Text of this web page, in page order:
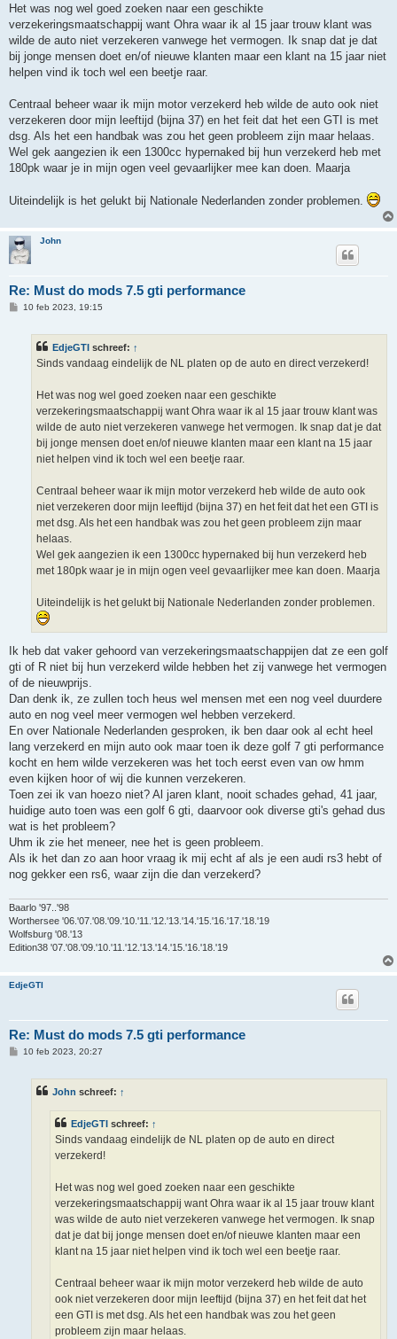
h
Het was nog wel goed zoeken naar een geschikte
verzekeringsmaatschappij want Ohra waar ik al 15 jaar trouw klant was
wilde de auto niet verzekeren vanwege het vermogen. Ik snap dat je dat
bij jonge mensen doet en/of nieuwe klanten maar een klant na 15 jaar niet
helpen vind ik toch wel een beetje raar.
Centraal beheer waar ik mijn motor verzekerd heb wilde de auto ook niet
verzekeren door mijn leeftijd (bijna 37) en het feit dat het een GTI is met
dsg. Als het een handbak was zou het geen probleem zijn maar helaas.
Wel gek aangezien ik een 1300cc hypernaked bij hun verzekerd heb met
180pk waar je in mijn ogen veel gevaarlijker mee kan doen. Maarja
Uiteindelijk is het gelukt bij Nationale Nederlanden zonder problemen.
John
Re: Must do mods 7.5 gti performance
B10 feb 2023, 19:15
EdjeGTI schreef: ↑
Sinds vandaag eindelijk de NL platen op de auto en direct verzekerd!
Het was nog wel goed zoeken naar een geschikte
verzekeringsmaatschappij want Ohra waar ik al 15 jaar trouw klant was
wilde de auto niet verzekeren vanwege het vermogen. Ik snap dat je dat
bij jonge mensen doet en/of nieuwe klanten maar een klant na 15 jaar
niet helpen vind ik toch wel een beetje raar.
Centraal beheer waar ik mijn motor verzekerd heb wilde de auto ook
niet verzekeren door mijn leeftijd (bijna 37) en het feit dat het een GTI is
met dsg. Als het een handbak was zou het geen probleem zijn maar
helaas.
Wel gek aangezien ik een 1300cc hypernaked bij hun verzekerd heb
met 180pk waar je in mijn ogen veel gevaarlijker mee kan doen. Maarja
Uiteindelijk is het gelukt bij Nationale Nederlanden zonder problemen.
Ik heb dat vaker gehoord van verzekeringsmaatschappijen dat ze een golf
gti of R niet bij hun verzekerd wilde hebben het zij vanwege het vermogen
of de nieuwprijs.
Dan denk ik, ze zullen toch heus wel mensen met een nog veel duurdere
auto en nog veel meer vermogen wel hebben verzekerd.
En over Nationale Nederlanden gesproken, ik ben daar ook al echt heel
lang verzekerd en mijn auto ook maar toen ik deze golf 7 gti performance
kocht en hem wilde verzekeren was het toch eerst even van ow hmm
even kijken hoor of wij die kunnen verzekeren.
Toen zei ik van hoezo niet? Al jaren klant, nooit schades gehad, 41 jaar,
huidige auto toen was een golf 6 gti, daarvoor ook diverse gti's gehad dus
wat is het probleem?
Uhm ik zie het meneer, nee het is geen probleem.
Als ik het dan zo aan hoor vraag ik mij echt af als je een audi rs3 hebt of
nog gekker een rs6, waar zijn die dan verzekerd?
Baarlo '97..'98
Worthersee '06.'07.'08.'09.'10.'11.'12.'13.'14.'15.'16.'17.'18.'19
Wolfsburg '08.'13
Edition38 '07.'08.'09.'10.'11.'12.'13.'14.'15.'16.'18.'19
EdjeGTI
Re: Must do mods 7.5 gti performance
B10 feb 2023, 20:27
John schreef: ↑
EdjeGTI schreef: ↑
Sinds vandaag eindelijk de NL platen op de auto en direct
verzekerd!
Het was nog wel goed zoeken naar een geschikte
verzekeringsmaatschappij want Ohra waar ik al 15 jaar trouw klant
was wilde de auto niet verzekeren vanwege het vermogen. Ik snap
dat je dat bij jonge mensen doet en/of nieuwe klanten maar een
klant na 15 jaar niet helpen vind ik toch wel een beetje raar.
Centraal beheer waar ik mijn motor verzekerd heb wilde de auto
ook niet verzekeren door mijn leeftijd (bijna 37) en het feit dat het
een GTI is met dsg. Als het een handbak was zou het geen
probleem zijn maar helaas.